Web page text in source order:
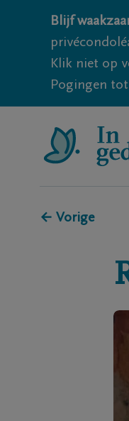
Blijf
Klik niet op
Pogingen
← Vorige